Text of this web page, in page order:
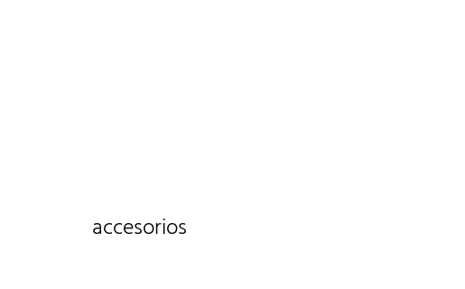
accesorios